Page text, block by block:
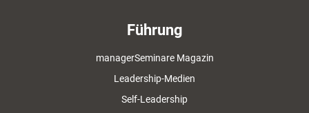
Führung
managerSeminare Magazin
Leadership-Medien
Self-Leadership